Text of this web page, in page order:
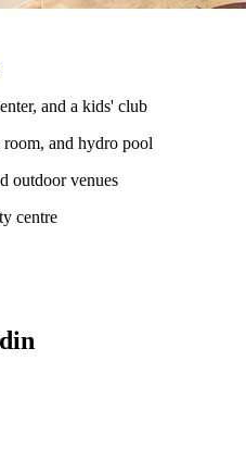
and a kids' club
room, and hydro pool
outdoor venues
centre